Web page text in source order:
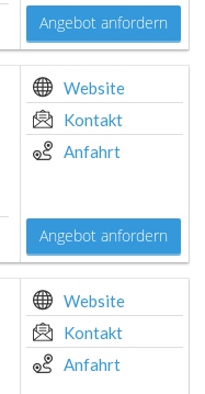
Angebot anfordern
Website
Kontakt
Anfahrt
Angebot anfordern
Website
Kontakt
Anfahrt